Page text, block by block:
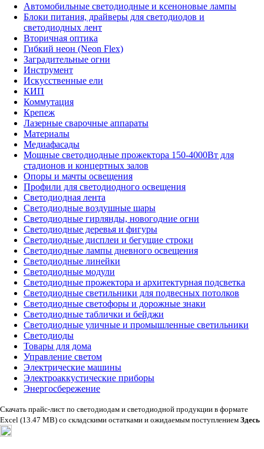
Автомобильные светодиодные и ксеноновые лампы
Блоки питания, драйверы для светодиодов и
светодиодных лент
Вторичная оптика
Гибкий неон (Neon Flex)
Заградительные огни
Инструмент
Искусственные ели
КИП
Коммутация
Крепеж
Лазерные сварочные аппараты
Материалы
Медиафасады
Мощные светодиодные прожектора 150-4000Вт для
стадионов и концертных залов
Опоры и мачты освещения
Профили для светодиодного освещения
Светодиодная лента
Светодиодные воздушные шары
Светодиодные гирлянды, новогодние огни
Светодиодные деревья и фигуры
Светодиодные дисплеи и бегущие строки
Светодиодные лампы дневного освещения
Светодиодные линейки
Светодиодные модули
Светодиодные прожектора и архитектурная подсветка
Светодиодные светильники для подвесных потолков
Светодиодные светофоры и дорожные знаки
Светодиодные таблички и бейджи
Светодиодные уличные и промышленные светильники
Светодиоды
Товары для дома
Управление светом
Электрические машины
Электроаккустические приборы
Энергосбережение
Скачать прайс-лист по светодиодам и светодиодной продукции в формате
Excel (13.47 MB) со складскими остатками и ожидаемым поступлением Здесь